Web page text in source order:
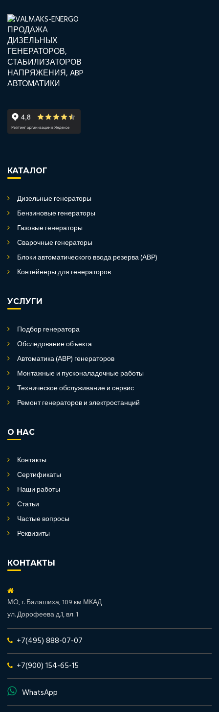
КАТАЛОГ
Дизельные генераторы
Бензиновые генераторы
Газовые генераторы
Сварочные генераторы
Блоки автоматического ввода резерва (АВР)
Контейнеры для генераторов
УСЛУГИ
Подбор генератора
Обследование объекта
Автоматика (АВР) генераторов
Монтажные и пусконаладочные работы
Техническое обслуживание и сервис
Ремонт генераторов и электростанций
О НАС
Контакты
Сертификаты
Наши работы
Статьи
Частые вопросы
Реквизиты
КОНТАКТЫ
МО, г. Балашиха, 109 км МКАД
ул. Дорофеева д.1, вл. 1
+7(495) 888-07-07
+7(900) 154-65-15
WhatsApp